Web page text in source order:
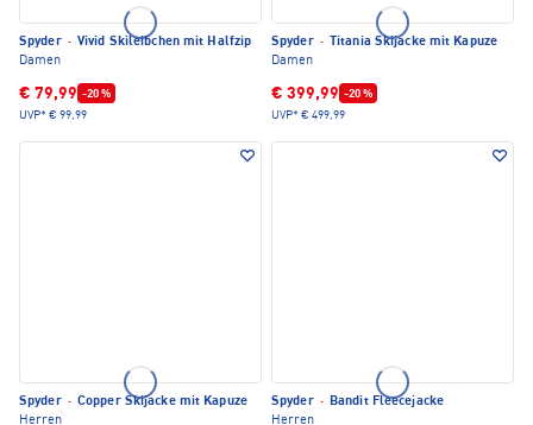
Spyder · Vivid Skileibchen mit Halfzip
Damen
€ 79,99 -20 %
UVP* € 99,99
Spyder ·
Titania Skijacke mit Kapuze
Damen
€ 399,99 -20 %
UVP* € 499,99
Spyder · Copper Skijacke mit Kapuze
Herren
Spyder · Bandit Fleecejacke
Herren